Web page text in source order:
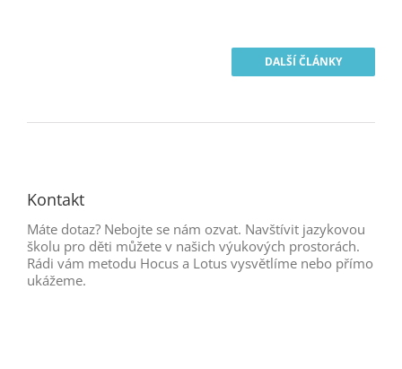
DALŠÍ ČLÁNKY
Kontakt
Máte dotaz? Nebojte se nám ozvat. Navštívit jazykovou
školu pro děti můžete v našich výukových prostorách.
Rádi vám metodu Hocus a Lotus vysvětlíme nebo přímo
ukážeme.